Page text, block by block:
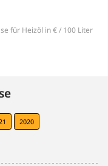
für Heizöl in € / 100 Liter
2020